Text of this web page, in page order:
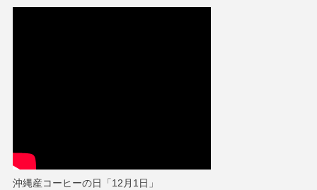
沖縄産コーヒーの日「12月1日」